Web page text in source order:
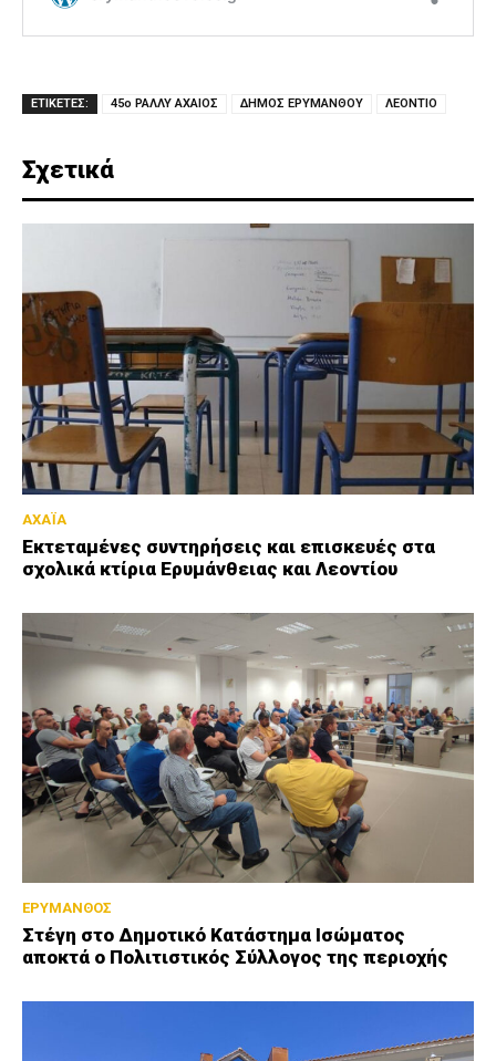
ΕΤΙΚΕΤΕΣ: 45ο ΡΑΛΛΥ ΑΧΑΙΟΣ ΔΗΜΟΣ ΕΡΥΜΑΝΘΟΥ ΛΕΟΝΤΙΟ
Σχετικά
ΑΧΑΪΑ
Εκτεταμένες συντηρήσεις και επισκευές στα
σχολικά κτίρια Ερυμάνθειας και Λεοντίου
ΕΡΥΜΑΝΘΟΣ
Στέγη στο Δημοτικό Κατάστημα Ισώματος
αποκτά ο Πολιτιστικός Σύλλογος της περιοχής